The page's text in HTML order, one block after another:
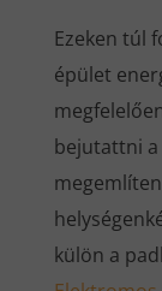
Ezeken túl
épület
bejutattni a
külön a